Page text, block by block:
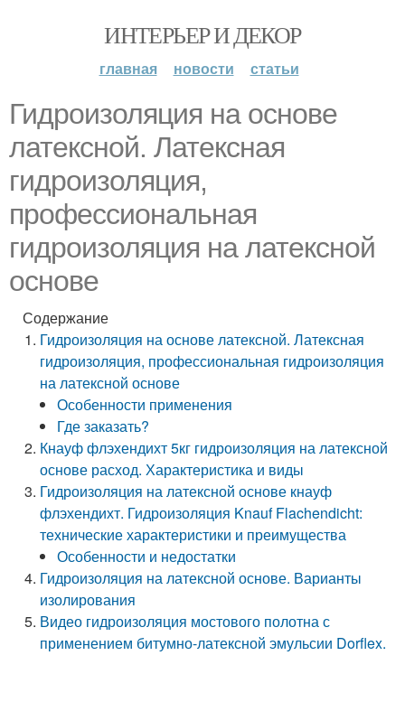
ИНТЕРЬЕР И ДЕКОР
главная новости статьи
Гидроизоляция на основе
латексной. Латексная
гидроизоляция,
профессиональная
гидроизоляция на латексной
основе
Содержание
Гидроизоляция на основе латексной. Латексная
гидроизоляция, профессиональная гидроизоляция
на латексной основе
Особенности применения
Где заказать?
Кнауф флэхендихт 5кг гидроизоляция на латексной
основе расход. Характеристика и виды
Гидроизоляция на латексной основе кнауф
флэхендихт. Гидроизоляция Knauf Flachendicht:
технические характеристики и преимущества
Особенности и недостатки
Гидроизоляция на латексной основе. Варианты
изолирования
Видео гидроизоляция мостового полотна с
применением битумно-латексной эмульсии Dorflex.